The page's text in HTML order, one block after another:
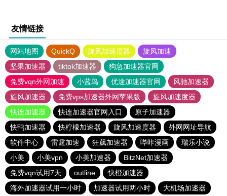
友情链接
网站地图 QuickQ 旋风加速度器
旋风加速
坚果加速器
tiktok加速器
狗急加速器官网
免费vqn外网加速
小蓝鸟 优途加速器官网
风驰加速器
旋风加速器
免费vps加速器外网苹果版
旋风加速度器
快连加速器
快连加速器官网入口
原子加速器
快鸭加速器
快柠檬加速器 旋风加速度器
外网网址导航
软件中心
雷霆加速 狂飙加速器 哔咔漫画
瑞乐小说
小美
小美vpn 小美加速器
BitzNet加速器
免费vqn试用7天
outline
快橙加速器
海外加速器试用一小时
加速器试用两小时 大机场加速器